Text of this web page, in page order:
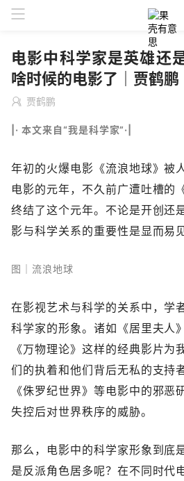
电影中科学家是英雄还
啥时候的电影了｜贾鹤鹏
贾鹤鹏
|· 本文来自“我是科学家”·|
年初的火爆电影《流浪地球》被
电影的元年，不久前广遭吐槽的
终结了这个元年。不论是开创还
影与科学关系的重要性是显而易
图｜流浪地球
在影视艺术与科学的关系中，学
科学家的形象。诸如《居里夫人
《万物理论》这样的经典影片为
们的执着和他们背后无私的支持
《侏罗纪世界》等电影中的邪恶
失控后对世界秩序的威胁。
那么，电影中的科学家形象到底
是反派角色居多呢？在不同时代